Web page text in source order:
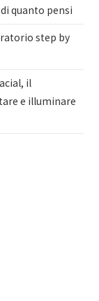
quanto pensi
step by
il
e illuminare